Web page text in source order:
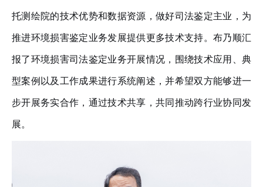
托测绘院的技术优势和数据资源，做好司法鉴定主业，为
推进环境损害鉴定业务发展提供更多技术支持。布乃顺汇
报了环境损害司法鉴定业务开展情况，围绕技术应用、典
型案例以及工作成果进行系统阐述，并希望双方能够进一
步开展务实合作，通过技术共享，共同推动跨行业协同发
展。